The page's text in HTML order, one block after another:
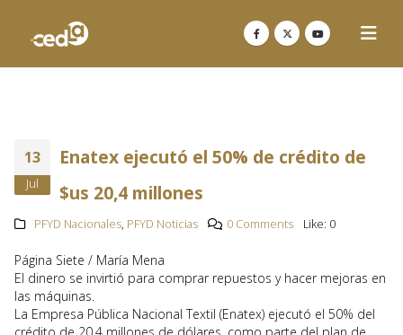
13
Jul
Enatex ejecutó el 50% de crédito de
$us 20,4 millones
PFYD Nacionales, PFYD Noticias 0 Comments Like: 0
Página Siete / María Mena
El dinero se invirtió para comprar repuestos y hacer mejoras en
las máquinas.
La Empresa Pública Nacional Textil (Enatex) ejecutó el 50% del
crédito de 20,4 millones de dólares, como parte del plan de